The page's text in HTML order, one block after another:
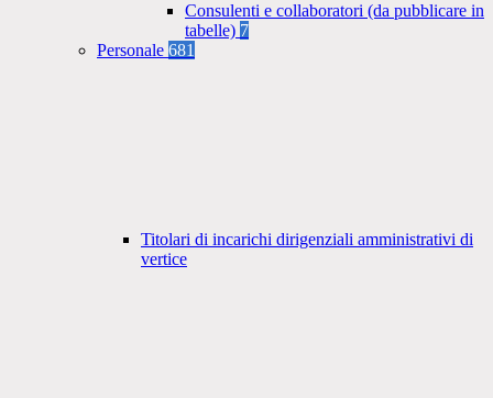
Consulenti e collaboratori (da pubblicare in
tabelle) 7
Personale 681
Titolari di incarichi dirigenziali amministrativi di
vertice